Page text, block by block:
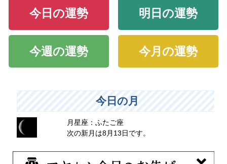
今日の運勢 明日の運勢
今週の運勢 今月の運勢
今日の月
月星座：ふたご座
次の新月は8月13日です。